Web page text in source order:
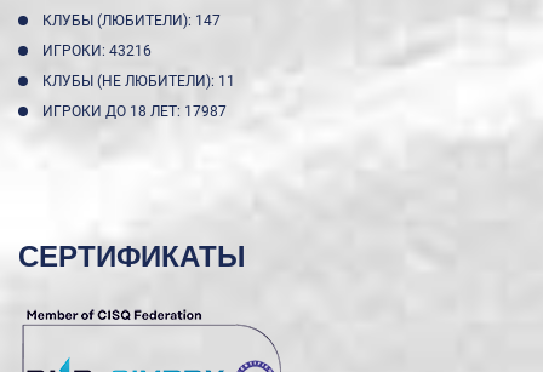
КЛУБЫ (ЛЮБИТЕЛИ): 147
ИГРОКИ: 43216
КЛУБЫ (НЕ ЛЮБИТЕЛИ): 11
ИГРОКИ ДО 18 ЛЕТ: 17987
СЕРТИФИКАТЫ